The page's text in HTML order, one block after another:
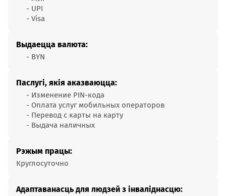
- UPI
- Visa
Выдаецца валюта:
- BYN
Паслугі, якія аказваюцца:
- Изменение PIN-кода
- Оплата услуг мобильных операторов
- Перевод с карты на карту
- Выдача наличных
Рэжым працы:
Круглосуточно
Адаптаванасць для людзей з інваліднасцю: